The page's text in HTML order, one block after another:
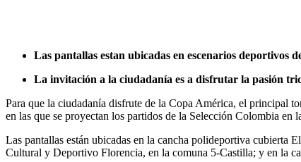
Las pantallas estan ubicadas en escenarios deportivos
La invitación a la ciudadanía es a disfrutar la pasión
Para que la ciudadanía disfrute de la Copa América, el principal
en las que se proyectan los partidos de la Selección Colombia en
Las pantallas están ubicadas en la cancha polideportiva cubierta
Cultural y Deportivo Florencia, en la comuna 5-Castilla; y en la